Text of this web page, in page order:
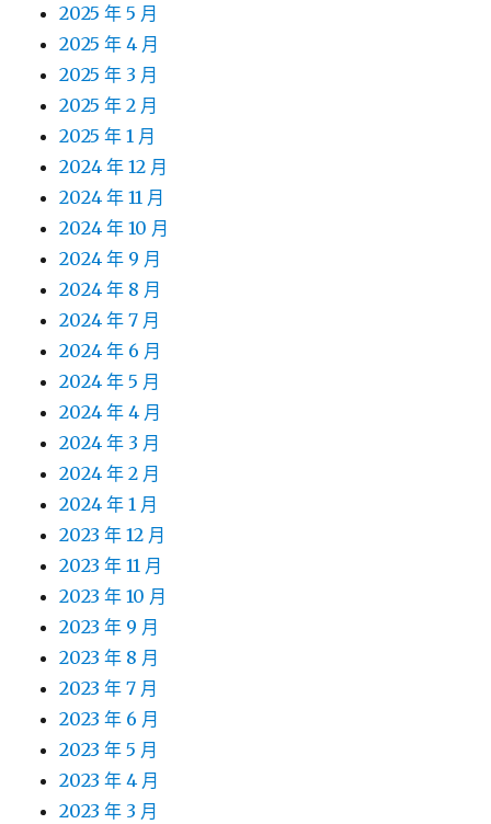
2025 年 5 月
2025 年 4 月
2025 年 3 月
2025 年 2 月
2025 年 1 月
2024 年 12 月
2024 年 11 月
2024 年 10 月
2024 年 9 月
2024 年 8 月
2024 年 7 月
2024 年 6 月
2024 年 5 月
2024 年 4 月
2024 年 3 月
2024 年 2 月
2024 年 1 月
2023 年 12 月
2023 年 11 月
2023 年 10 月
2023 年 9 月
2023 年 8 月
2023 年 7 月
2023 年 6 月
2023 年 5 月
2023 年 4 月
2023 年 3 月